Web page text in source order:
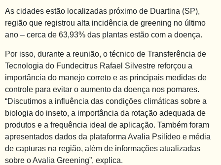
As cidades estão localizadas próximo de Duartina (SP),
região que registrou alta incidência de greening no último
ano – cerca de 63,93% das plantas estão com a doença.
Por isso, durante a reunião, o técnico de Transferência de
Tecnologia do Fundecitrus Rafael Silvestre reforçou a
importância do manejo correto e as principais medidas de
controle para evitar o aumento da doença nos pomares.
“Discutimos a influência das condições climáticas sobre a
biologia do inseto, a importância da rotação adequada de
produtos e a frequência ideal de aplicação. Também foram
apresentados dados da plataforma Avalia Psilídeo e média
de capturas na região, além de informações atualizadas
sobre o Avalia Greening”, explica.